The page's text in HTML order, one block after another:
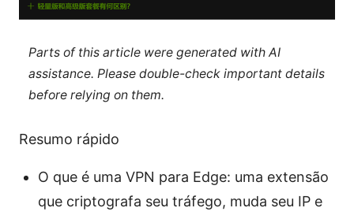
Parts of this article were generated with AI
assistance. Please double-check important details
before relying on them.
Resumo rápido
O que é uma VPN para Edge: uma extensão
que criptografa seu tráfego, muda seu IP e